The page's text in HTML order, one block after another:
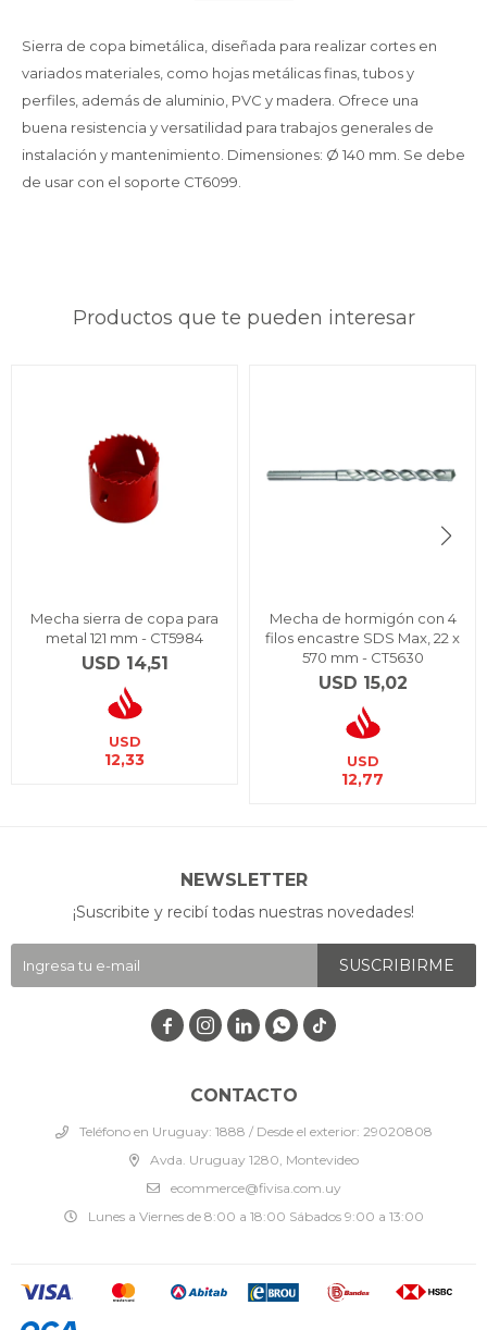
Sierra de copa bimetálica, diseñada para realizar cortes en
variados materiales, como hojas metálicas finas, tubos y
perfiles, además de aluminio, PVC y madera. Ofrece una
buena resistencia y versatilidad para trabajos generales de
instalación y mantenimiento. Dimensiones: Ø 140 mm. Se debe
de usar con el soporte CT6099.
Productos que te pueden interesar
Mecha sierra de copa para
metal 121 mm - CT5984
USD 14,51
USD
12,33
Mecha de hormigón con 4
filos encastre SDS Max, 22 x
570 mm - CT5630
USD 15,02
USD
12,77
CONTACTO
Teléfono en Uruguay: 1888 / Desde el exterior: 29020808
Avda. Uruguay 1280, Montevideo
ecommerce@fivisa.com.uy
Lunes a Viernes de 8:00 a 18:00 Sábados 9:00 a 13:00
NEWSLETTER
¡Suscribite y recibí todas nuestras novedades!
SUSCRIBIRME
   